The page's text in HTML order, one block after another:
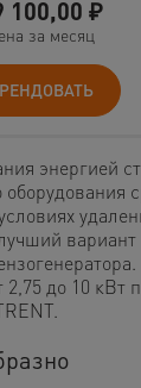
100,00 ₽
за месяц
энергией
до 10 кВт